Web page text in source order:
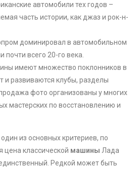
автомобили тех годов –
часть истории, как джаз и рок-н-
доминировал в автомобильном
почти всего 20-го века.
имеют множество поклонников в
и развиваются клубы, разделы
фото организованы у многих
мастерских по восстановлению и
из основных критериев, по
цена классической машиныЛада
Редкой может быть